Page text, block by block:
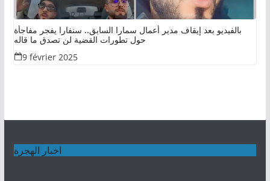
بالفيديو بعد إيقاف مدير أعمال سمارا السابق.. سنفارا يفجر مفاجأة
حول تطورات القضية لن تصدق ما قاله
9 février 2025
اخبار الهجرة